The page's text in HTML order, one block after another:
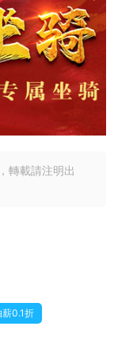
，轉載請注明出
0.1折